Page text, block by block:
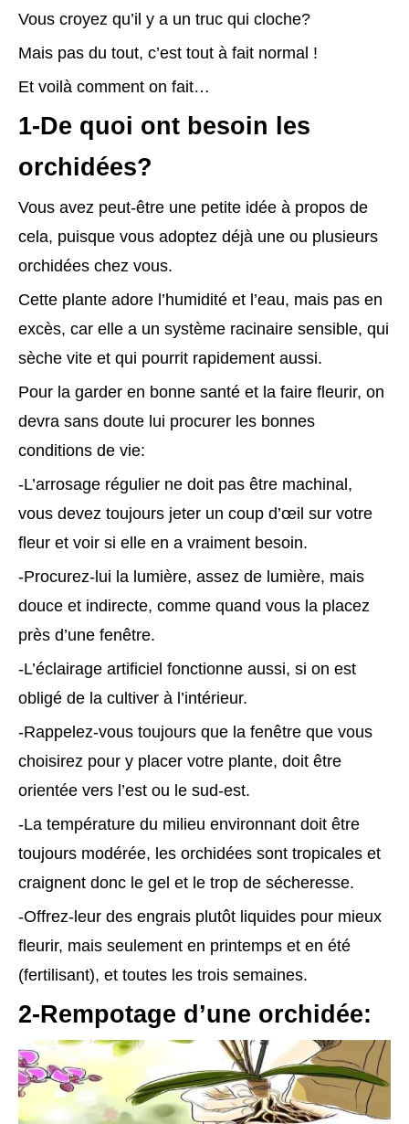
Vous croyez qu’il y a un truc qui cloche?
Mais pas du tout, c’est tout à fait normal !
Et voilà comment on fait…
1-De quoi ont besoin les
orchidées?
Vous avez peut-être une petite idée à propos de
cela, puisque vous adoptez déjà une ou plusieurs
orchidées chez vous.
Cette plante adore l’humidité et l’eau, mais pas en
excès, car elle a un système racinaire sensible, qui
sèche vite et qui pourrit rapidement aussi.
Pour la garder en bonne santé et la faire fleurir, on
devra sans doute lui procurer les bonnes
conditions de vie:
-L’arrosage régulier ne doit pas être machinal,
vous devez toujours jeter un coup d’œil sur votre
fleur et voir si elle en a vraiment besoin.
-Procurez-lui la lumière, assez de lumière, mais
douce et indirecte, comme quand vous la placez
près d’une fenêtre.
-L’éclairage artificiel fonctionne aussi, si on est
obligé de la cultiver à l’intérieur.
-Rappelez-vous toujours que la fenêtre que vous
choisirez pour y placer votre plante, doit être
orientée vers l’est ou le sud-est.
-La température du milieu environnant doit être
toujours modérée, les orchidées sont tropicales et
craignent donc le gel et le trop de sécheresse.
-Offrez-leur des engrais plutôt liquides pour mieux
fleurir, mais seulement en printemps et en été
(fertilisant), et toutes les trois semaines.
2-Rempotage d’une orchidée: